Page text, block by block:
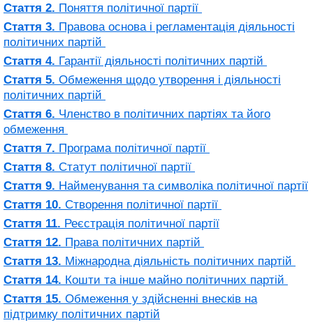
Стаття 2. Поняття політичної партії
Стаття 3. Правова основа і регламентація діяльності
політичних партій
Стаття 4. Гарантії діяльності політичних партій
Стаття 5. Обмеження щодо утворення і діяльності
політичних партій
Стаття 6. Членство в політичних партіях та його
обмеження
Стаття 7. Програма політичної партії
Стаття 8. Статут політичної партії
Стаття 9. Найменування та символіка політичної партії
Стаття 10. Створення політичної партії
Стаття 11. Реєстрація політичної партії
Стаття 12. Права політичних партій
Стаття 13. Міжнародна діяльність політичних партій
Стаття 14. Кошти та інше майно політичних партій
Стаття 15. Обмеження у здійсненні внесків на
підтримку політичних партій